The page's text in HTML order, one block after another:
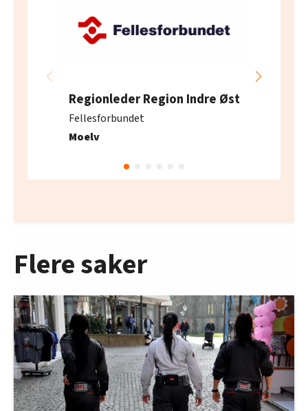
Regionleder Region Indre Øst
Fellesforbundet
Moelv
Flere saker